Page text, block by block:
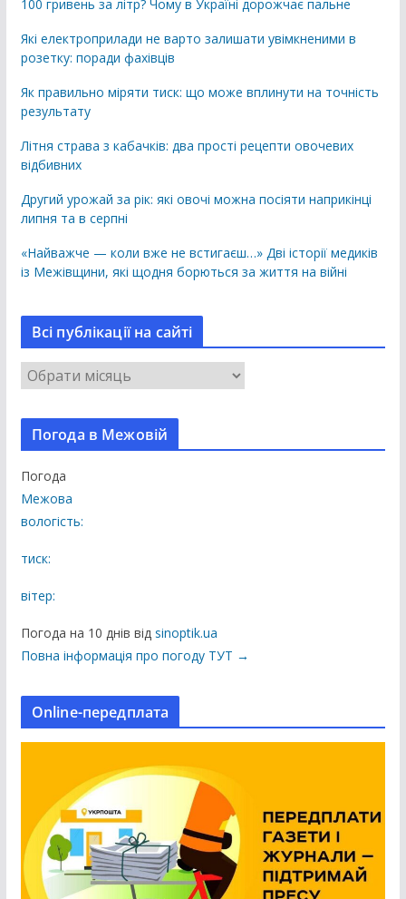
100 гривень за літр? Чому в Україні дорожчає пальне
Які електроприлади не варто залишати увімкненими в
розетку: поради фахівців
Як правильно міряти тиск: що може вплинути на точність
результату
Літня страва з кабачків: два прості рецепти овочевих
відбивних
Другий урожай за рік: які овочі можна посіяти наприкінці
липня та в серпні
«Найважче — коли вже не встигаєш…» Дві історії медиків
із Межівщини, які щодня борються за життя на війні
Всі публікації на сайті
В
с
і
б
л
і
к
ц
Погода в Межовій
Погода
Межова
вологість:
тиск:
вітер:
Погода на 10 днів від sinoptik.ua
Повна інформація про погоду ТУТ →
Online-передплата